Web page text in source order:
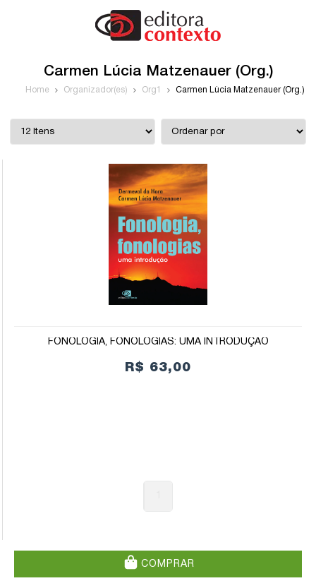
Carmen Lúcia Matzenauer (Org.)
Home Organizador(es) Org1 Carmen Lúcia Matzenauer (Org.)
FONOLOGIA, FONOLOGIAS: UMA INTRODUÇÃO
R$ 63,00
COMPRAR